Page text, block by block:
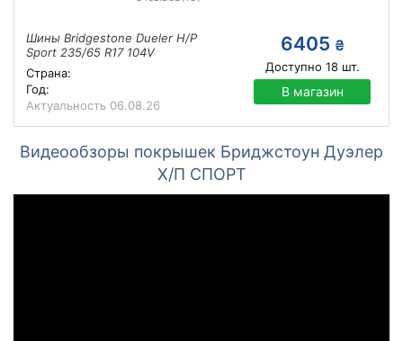
Шины Bridgestone Dueler H/P
Sport 235/65 R17 104V
Страна:
Год:
Актуальность 06.08.26
6405 ₴
Доступно 18шт.
В магазин
Видеообзоры покрышек Бриджстоун Дуэлер
Х/П СПОРТ